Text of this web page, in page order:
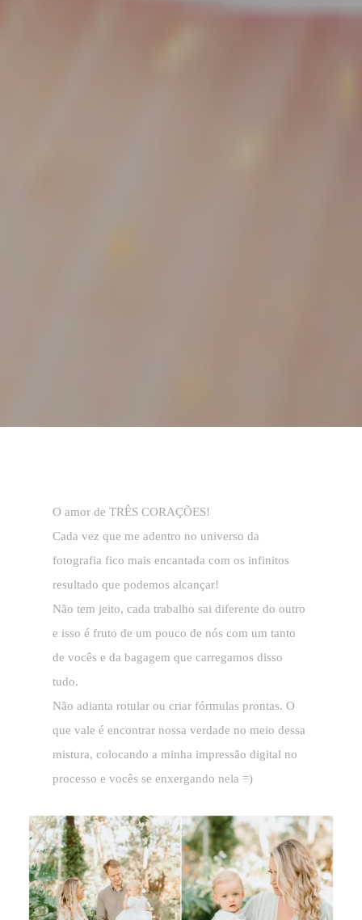
O amor de TRÊS CORAÇÕES!
Cada vez que me adentro no universo da
fotografia fico mais encantada com os infinitos
resultado que podemos alcançar!
Não tem jeito, cada trabalho sai diferente do outro
e isso é fruto de um pouco de nós com um tanto
de vocês e da bagagem que carregamos disso
tudo.
Não adianta rotular ou criar fórmulas prontas. O
que vale é encontrar nossa verdade no meio dessa
mistura, colocando a minha impressão digital no
processo e vocês se enxergando nela =)